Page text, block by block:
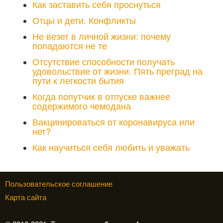
Как заставить себя проснуться
Отцы и дети. Конфликты
Не везет в личной жизни: почему
попадаются не те
Отсутствие способности получать
удовольствие от жизни. Пять преград на
пути к легкости бытия
Когда попутчик в отпуске важнее
содержимого чемодана
Вакцинироваться от коронавируса или
нет?
Как научиться себя любить и уважать
Пользовательское соглашение
Карта сайта